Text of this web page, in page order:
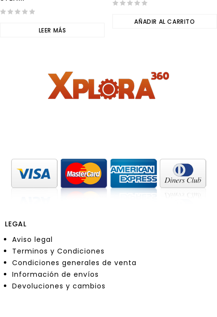
LEER MÁS
AÑADIR AL CARRITO
LEGAL
Aviso legal
Terminos y Condiciones
Condiciones generales de venta
Información de envíos
Devoluciones y cambios